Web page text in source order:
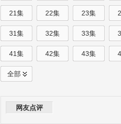
21集 22集 23集
31集 32集 33集
41集 42集 43集
全部
网友点评